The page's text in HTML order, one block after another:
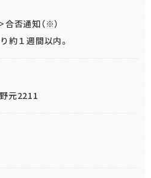
否通知（※）
約１週間以内。
元2211